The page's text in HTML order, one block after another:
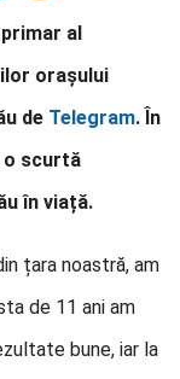
al
orașului
de Telegram. În
o scurtă
în viață.
țara noastră, am
de 11 ani am
bune, iar la